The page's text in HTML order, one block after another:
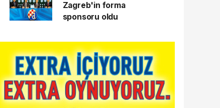
Zagreb'in forma
sponsoru oldu